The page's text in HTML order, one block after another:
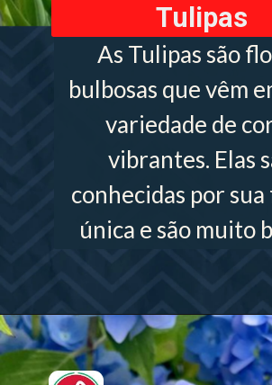
As Tulipas são
bulbosas que vêm
variedade de
vibrantes. Elas
conhecidas por
única e são muito
Tulipas